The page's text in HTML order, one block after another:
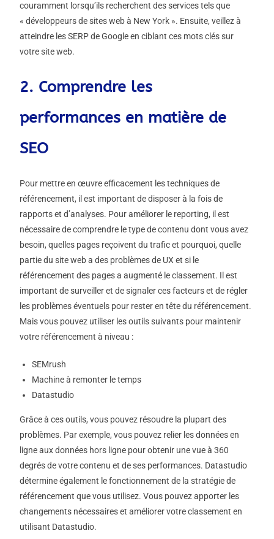
couramment lorsqu’ils recherchent des services tels que
« développeurs de sites web à New York ». Ensuite, veillez à
atteindre les SERP de Google en ciblant ces mots clés sur
votre site web.
2. Comprendre les
performances en matière de
SEO
Pour mettre en œuvre efficacement les techniques de
référencement, il est important de disposer à la fois de
rapports et d’analyses. Pour améliorer le reporting, il est
nécessaire de comprendre le type de contenu dont vous avez
besoin, quelles pages reçoivent du trafic et pourquoi, quelle
partie du site web a des problèmes de UX et si le
référencement des pages a augmenté le classement. Il est
important de surveiller et de signaler ces facteurs et de régler
les problèmes éventuels pour rester en tête du référencement.
Mais vous pouvez utiliser les outils suivants pour maintenir
votre référencement à niveau :
SEMrush
Machine à remonter le temps
Datastudio
Grâce à ces outils, vous pouvez résoudre la plupart des
problèmes. Par exemple, vous pouvez relier les données en
ligne aux données hors ligne pour obtenir une vue à 360
degrés de votre contenu et de ses performances. Datastudio
détermine également le fonctionnement de la stratégie de
référencement que vous utilisez. Vous pouvez apporter les
changements nécessaires et améliorer votre classement en
utilisant Datastudio.